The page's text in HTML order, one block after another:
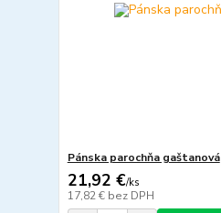
Pánska parochňa gaštanová
21,92 €/ks
17,82 € bez DPH